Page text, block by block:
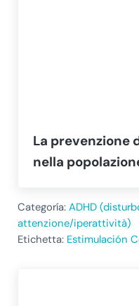
La prevenzione
nella
Categoría: ADHD
attenzione/iperattività)
Etichetta: Estimulación